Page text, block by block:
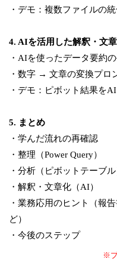
・デモ：複数ファイルの
4. AIを活用した解釈・文
・AIを使ったデータ要約
・数字 → 文章の変換プロ
・デモ：ピボット結果を
5. まとめ
・学んだ流れの再確認
・整理（Power Query）
・分析（ピボットテーブル
・解釈・文章化（AI）
・業務応用のヒント（報
ど）
・今後のステップ
※